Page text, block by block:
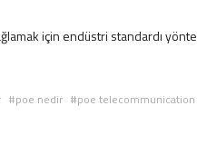
için endüstri standardı
poe nedir
poe telecommunication